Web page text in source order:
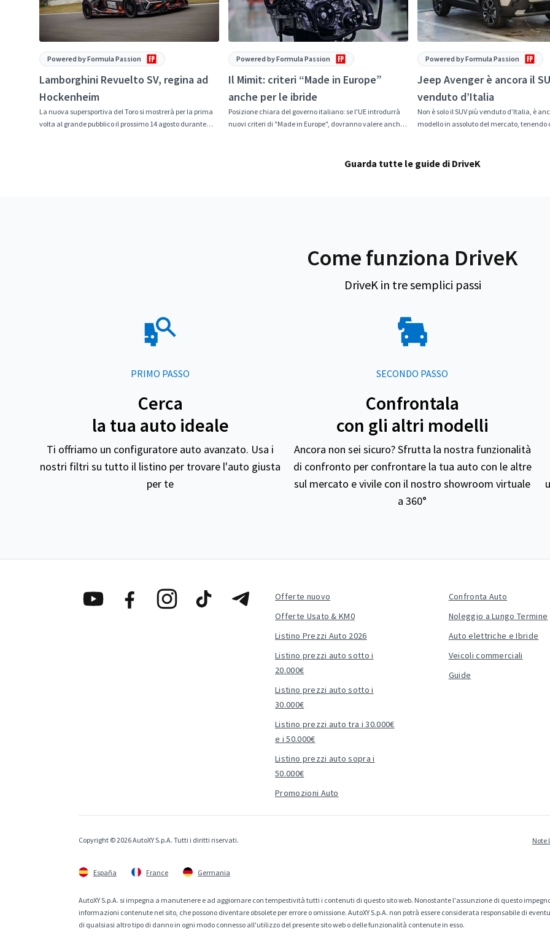
Powered by Formula Passion
Lamborghini Revuelto SV, regina ad
Hockenheim
La nuova supersportiva del Toro si mostrerà per la prima
volta al grande pubblico il prossimo 14 agosto durante
Powered by Formula Passion
Il Mimit: criteri “Made in Europe”
anche per le ibride
Posizione chiara del governo italiano: se l'UE introdurrà
nuovi criteri di "Made in Europe", dovranno valere anche
Powered by Formula Passion
Jeep Avenger è ancora il
venduto d’Italia
Non è solo il SUV più venduto d’Italia, è
modello in assoluto del mercato, tenendo
Guarda tutte le guide di DriveK
Come funziona DriveK
DriveK in tre semplici passi
PRIMO PASSO
Cerca
la tua auto ideale
Ti offriamo un configuratore auto avanzato. Usa i
nostri filtri su tutto il listino per trovare l'auto giusta
per te
SECONDO PASSO
Confrontala
con gli altri modelli
Ancora non sei sicuro? Sfrutta la nostra funzionalità
di confronto per confrontare la tua auto con le altre
sul mercato e vivile con il nostro showroom virtuale
a 360°
Offerte nuovo
Offerte Usato & KM0
Listino Prezzi Auto 2026
Listino prezzi auto sotto i
20.000€
Listino prezzi auto sotto i
30.000€
Listino prezzi auto tra i 30.000€
e i 50.000€
Listino prezzi auto sopra i
50.000€
Promozioni Auto
Confronta Auto
Noleggio a Lungo Termine
Auto elettriche e Ibride
Veicoli commerciali
Guide
Copyright © 2026 AutoXY S.p.A. Tutti i diritti riservati. Note
España France Germania
AutoXY S.p.A. si impegna a manutenere e ad aggiornare con tempestività tutti i contenuti di questo sito web. Nonostante l'assunzione di questo
informazioni contenute nel sito, che possono diventare obsolete per errore o omissione. AutoXY S.p.A. non potrà essere considerata responsabile di
di qualsiasi altro tipo di danno in ogni modo connesso all'utilizzo del presente sito web o delle funzionalità contenute in esso.